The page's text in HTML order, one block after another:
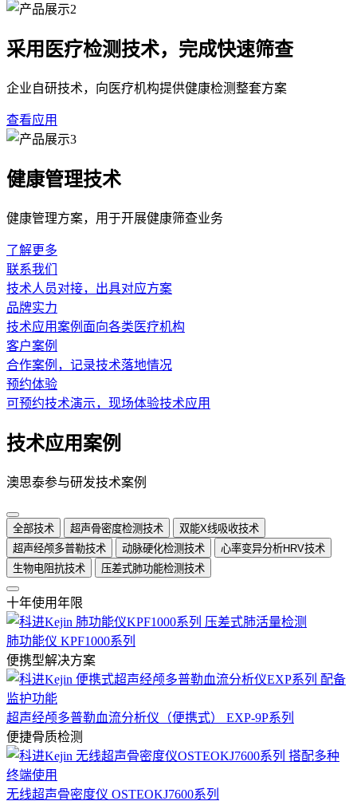
采用医疗检测技术，完成快速筛查
企业自研技术，向医疗机构提供健康检测整套方案
查看应用
健康管理技术
健康管理方案，用于开展健康筛查业务
了解更多
联系我们
技术人员对接，出具对应方案
品牌实力
技术应用案例面向各类医疗机构
客户案例
合作案例，记录技术落地情况
预约体验
可预约技术演示，现场体验技术应用
技术应用案例
澳思泰参与研发技术案例
全部技术 超声骨密度检测技术
双能X线吸收技术
超声经颅多普勒技术
动脉硬化检测技术
心率变异分析HRV技术
生物电阻抗技术
压差式肺功能检测技术
十年使用年限
肺功能仪 KPF1000系列
便携型解决方案
超声经颅多普勒血流分析仪（便携式） EXP-9P系列
便捷骨质检测
无线超声骨密度仪 OSTEOKJ7600系列